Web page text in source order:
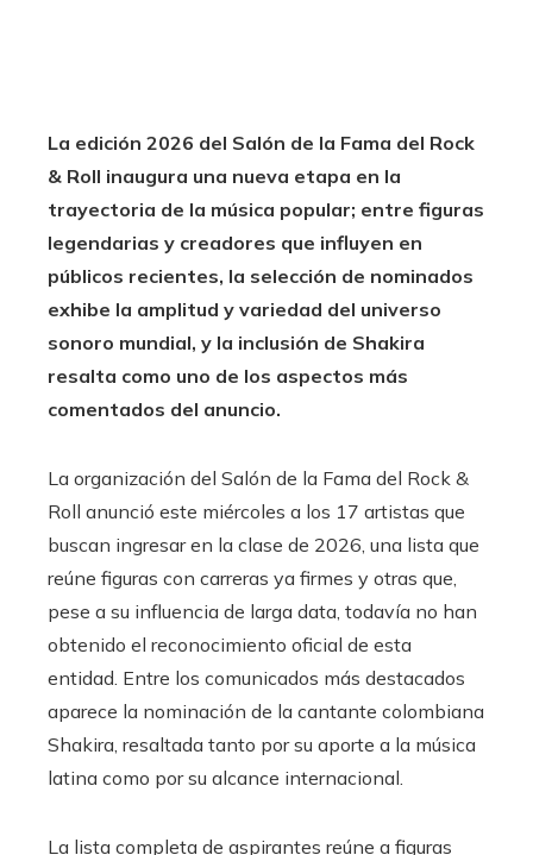
La edición 2026 del Salón de la Fama del Rock
& Roll inaugura una nueva etapa en la
trayectoria de la música popular; entre figuras
legendarias y creadores que influyen en
públicos recientes, la selección de nominados
exhibe la amplitud y variedad del universo
sonoro mundial, y la inclusión de Shakira
resalta como uno de los aspectos más
comentados del anuncio.
La organización del Salón de la Fama del Rock &
Roll anunció este miércoles a los 17 artistas que
buscan ingresar en la clase de 2026, una lista que
reúne figuras con carreras ya firmes y otras que,
pese a su influencia de larga data, todavía no han
obtenido el reconocimiento oficial de esta
entidad. Entre los comunicados más destacados
aparece la nominación de la cantante colombiana
Shakira, resaltada tanto por su aporte a la música
latina como por su alcance internacional.
La lista completa de aspirantes reúne a figuras